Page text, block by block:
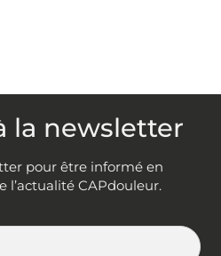
la newsletter
pour être informé en
CAPdouleur.